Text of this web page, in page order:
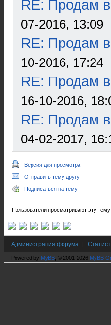
RE: Продам
07-2016, 13:09
RE: Продам
10-2016, 17:24
RE: Продам
16-10-2016,
RE: Продам
04-02-2017,
Версия для просмотра
Отправить тему другу
Подписаться на тему
Пользователи просматривают эту
Администрация форума |
Powered by MyBB , © 2001-2026 MyBB